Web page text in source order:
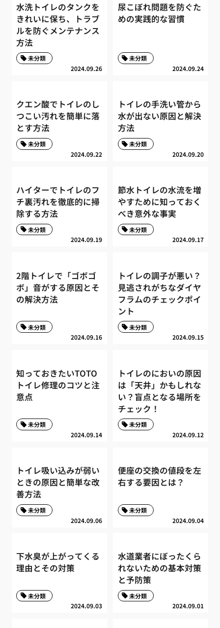
水洗トイレのタンクを
きれいに保ち、トラブ
ルを防ぐメンテナンス
方法
2024.09.26
未分類
尿こぼれ問題を防ぐた
めの実践的な習慣
2024.09.24
未分類
クエン酸でトイレのし
つこい汚れを簡単に落
とす方法
2024.09.22
未分類
トイレの手洗い管から
水が出ない原因と解決
方法
2024.09.20
未分類
ハイターでトイレのフ
チ裏汚れを徹底的に掃
除する方法
2024.09.19
未分類
節水トイレの水流を増
やすために知っておく
べき意外な事実
2024.09.17
未分類
2階トイレで「ゴボゴ
ボ」音がする原因とそ
の解決方法
2024.09.16
未分類
トイレの調子が悪い？
見逃されがちなダイヤ
フラムのチェックポイ
ント
2024.09.15
未分類
知っておきたいTOTO
トイレ修理のコツと注
意点
2024.09.14
未分類
トイレのにおいの原因
は「天井」かもしれな
い？盲点となる場所を
チェック！
2024.09.12
未分類
トイレ吸い込みが弱い
ときの原因と簡単な改
善方法
2024.09.06
未分類
便座の交換の値段を左
右する要因とは？
2024.09.04
未分類
下水臭が上がってくる
理由とその対策
2024.09.03
未分類
水道業者にぼったくら
れないための基本対策
と予防策
2024.09.01
未分類